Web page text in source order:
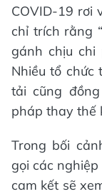
COVID-19 rơi
chỉ trích rằng
gánh chịu chi
Nhiều tổ
tải cũng
pháp thay thế
Trong bối
gọi các
cam kết sẽ